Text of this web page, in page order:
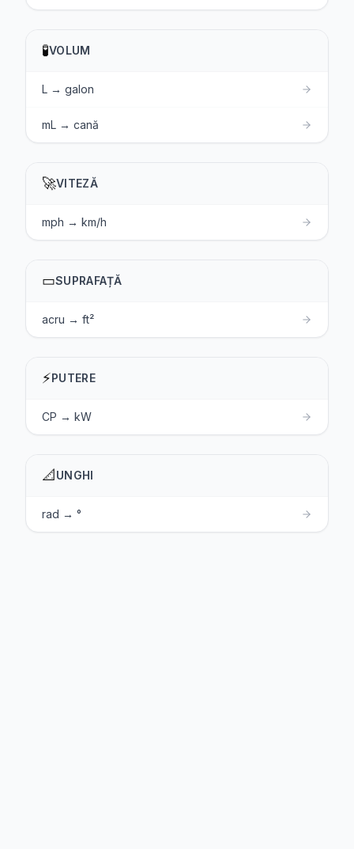
🧪VOLUM
L → galon
mL → cană
🚀VITEZĂ
mph → km/h
▭SUPRAFAȚĂ
acru → ft²
⚡PUTERE
CP → kW
📐 UNGHI
rad → °